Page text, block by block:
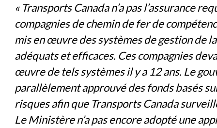
« Transports Canada n’a pas l’assurance
compagnies de chemin de fer de
mis en œuvre des systèmes de gestion de
adéquats et efficaces. Ces compagnies
œuvre de tels systèmes il y a 12 ans. Le
parallèlement approuvé des fonds basés
risques afin que Transports Canada
Le Ministère n’a pas encore adopté une